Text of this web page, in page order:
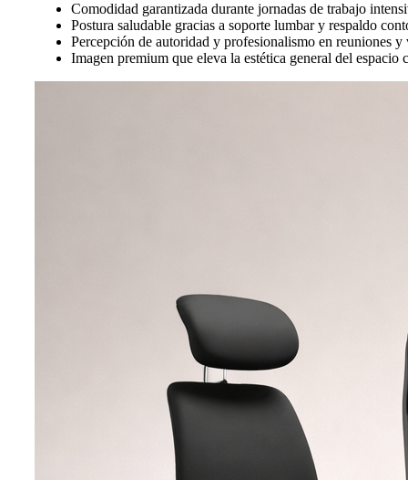
Comodidad garantizada durante jornadas de trabajo
Postura saludable gracias a soporte lumbar y respaldo
Percepción de autoridad y profesionalismo en reuniones y
Imagen premium que eleva la estética general del espacio